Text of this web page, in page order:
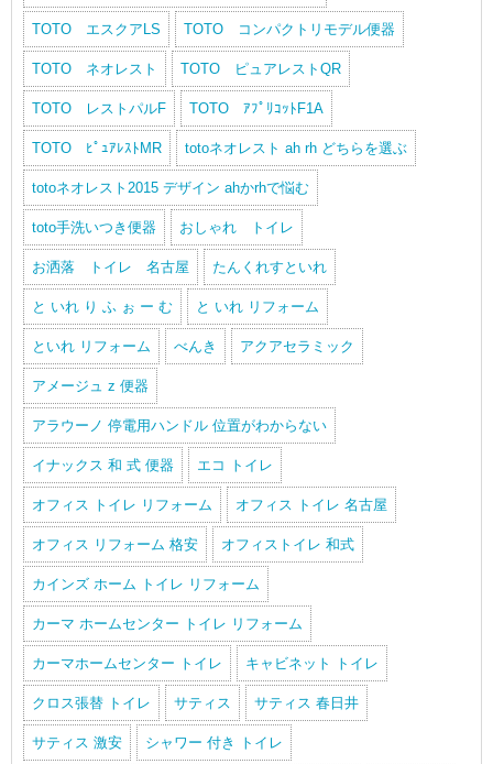
TOTO エスクアLS TOTO コンパクトリモデル便器
TOTO ネオレスト TOTO ピュアレストQR
TOTO レストパルF TOTO ｱﾌﾟﾘｺｯﾄF1A
TOTO ﾋﾟｭｱﾚｽﾄMR totoネオレスト ah rh どちらを選ぶ
totoネオレスト2015 デザイン ahかrhで悩む
toto手洗いつき便器 おしゃれ トイレ
お洒落 トイレ 名古屋 たんくれすといれ
と いれ り ふ ぉ ー む と いれ リフォーム
といれ リフォーム べんき アクアセラミック
アメージュ z 便器
アラウーノ 停電用ハンドル 位置がわからない
イナックス 和 式 便器 エコ トイレ
オフィス トイレ リフォーム オフィス トイレ 名古屋
オフィス リフォーム 格安 オフィストイレ 和式
カインズ ホーム トイレ リフォーム
カーマ ホームセンター トイレ リフォーム
カーマホームセンター トイレ キャビネット トイレ
クロス張替 トイレ サティス サティス 春日井
サティス 激安 シャワー 付き トイレ